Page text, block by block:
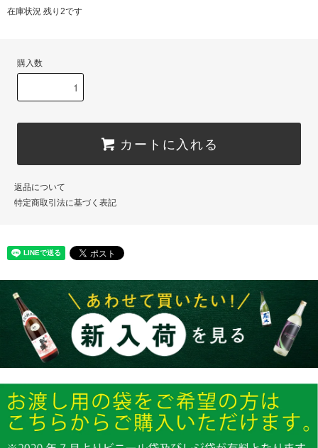
在庫状況 残り2です
購入数
カートに入れる
返品について
特定商取引法に基づく表記